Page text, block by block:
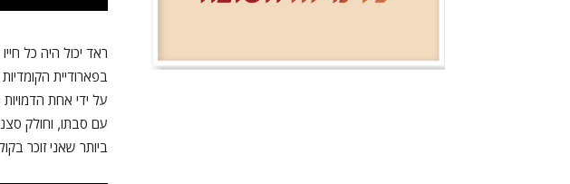
על ידי אחת
עם סבתו, וחולק
ביותר שאני זוכר